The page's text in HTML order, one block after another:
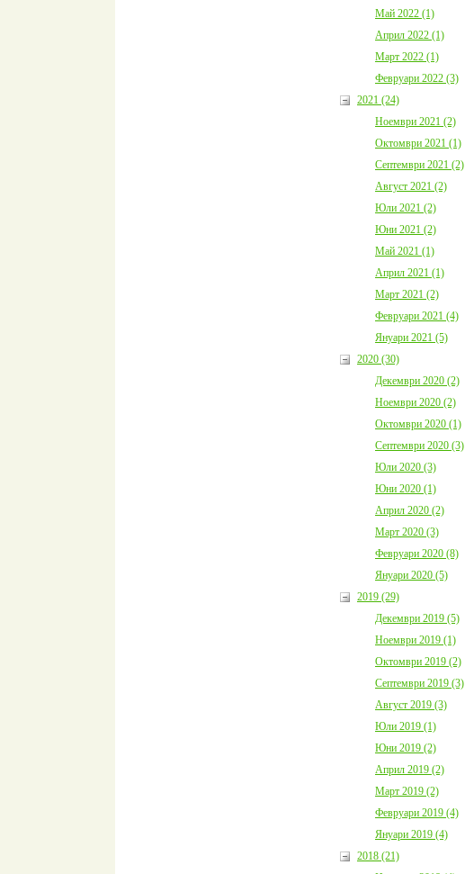
Май 2022 (1)
Април 2022 (1)
Март 2022 (1)
Февруари 2022 (3)
2021 (24)
Ноември 2021 (2)
Октомври 2021 (1)
Септември 2021 (2)
Август 2021 (2)
Юли 2021 (2)
Юни 2021 (2)
Май 2021 (1)
Април 2021 (1)
Март 2021 (2)
Февруари 2021 (4)
Януари 2021 (5)
2020 (30)
Декември 2020 (2)
Ноември 2020 (2)
Октомври 2020 (1)
Септември 2020 (3)
Юли 2020 (3)
Юни 2020 (1)
Април 2020 (2)
Март 2020 (3)
Февруари 2020 (8)
Януари 2020 (5)
2019 (29)
Декември 2019 (5)
Ноември 2019 (1)
Октомври 2019 (2)
Септември 2019 (3)
Август 2019 (3)
Юли 2019 (1)
Юни 2019 (2)
Април 2019 (2)
Март 2019 (2)
Февруари 2019 (4)
Януари 2019 (4)
2018 (21)